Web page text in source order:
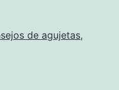
de agujetas,